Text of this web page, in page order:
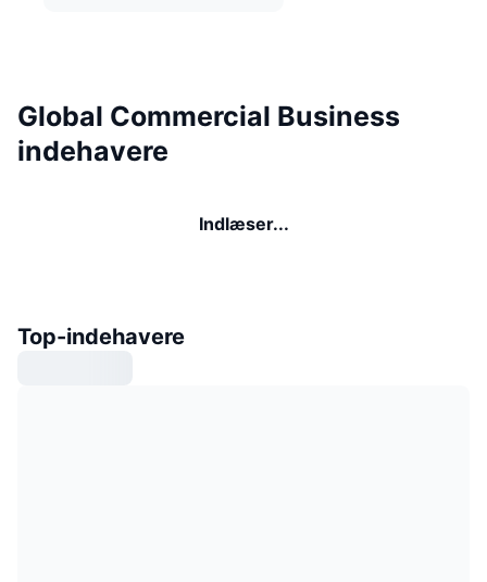
Global Commercial Business
indehavere
Indlæser...
Top-indehavere